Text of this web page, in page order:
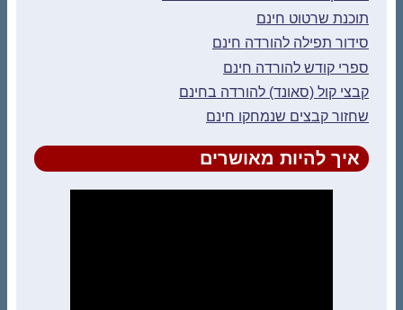
תוכנת שרטוט חינם
סידור תפילה להורדה חינם
ספרי קודש להורדה חינם
קבצי קול (סאונד) להורדה בחינם
שחזור קבצים שנמחקו חינם
איך להיות מאושרים